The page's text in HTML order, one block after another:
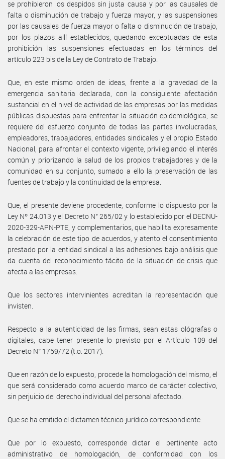
se prohibieron los despidos sin justa causa y por las causales de
falta o disminución de trabajo y fuerza mayor, y las suspensiones
por las causales de fuerza mayor o falta o disminución de trabajo,
por los plazos allí establecidos, quedando exceptuadas de esta
prohibición las suspensiones efectuadas en los términos del
artículo 223 bis de la Ley de Contrato de Trabajo.
Que, en este mismo orden de ideas, frente a la gravedad de la
emergencia sanitaria declarada, con la consiguiente afectación
sustancial en el nivel de actividad de las empresas por las medidas
públicas dispuestas para enfrentar la situación epidemiológica, se
requiere del esfuerzo conjunto de todas las partes involucradas,
empleadores, trabajadores, entidades sindicales y el propio Estado
Nacional, para afrontar el contexto vigente, privilegiando el interés
común y priorizando la salud de los propios trabajadores y de la
comunidad en su conjunto, sumado a ello la preservación de las
fuentes de trabajo y la continuidad de la empresa.
Que, el presente deviene procedente, conforme lo dispuesto por la
Ley Nº 24.013 y el Decreto N° 265/02 y lo establecido por el DECNU-
2020-329-APN-PTE, y complementarios, que habilita expresamente
la celebración de este tipo de acuerdos, y atento el consentimiento
prestado por la entidad sindical a las adhesiones bajo análisis que
da cuenta del reconocimiento tácito de la situación de crisis que
afecta a las empresas.
Que los sectores intervinientes acreditan la representación que
invisten.
Respecto a la autenticidad de las firmas, sean estas ológrafas o
digitales, cabe tener presente lo previsto por el Artículo 109 del
Decreto N° 1759/72 (t.o. 2017).
Que en razón de lo expuesto, procede la homologación del mismo, el
que será considerado como acuerdo marco de carácter colectivo,
sin perjuicio del derecho individual del personal afectado.
Que se ha emitido el dictamen técnico-jurídico correspondiente.
Que por lo expuesto, corresponde dictar el pertinente acto
administrativo de homologación, de conformidad con los